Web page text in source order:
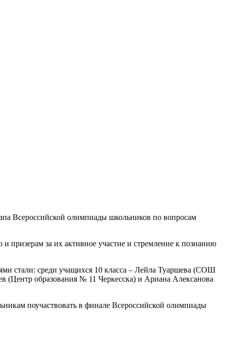
Всероссийской олимпиады школьников по вопросам
призерам за их активное участие и стремление к познанию
стали: среди учащихся 10 класса – Лейла Туаршева (СОШ
(Центр образования № 11 Черкесска) и Ариана Алексанова
поучаствовать в финале Всероссийской олимпиады